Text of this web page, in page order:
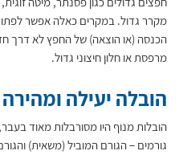
מקרר גדול. במקרים כאלה אפשר
הכנסה (או הוצאה) של החפץ לא דרך
מרפסת או חלון חיצוני גדול.
הובלה יעילה ומהירה
הובלות מנוף היו מסורבלות מאוד
גורמים – הגורם המוביל (משאית)